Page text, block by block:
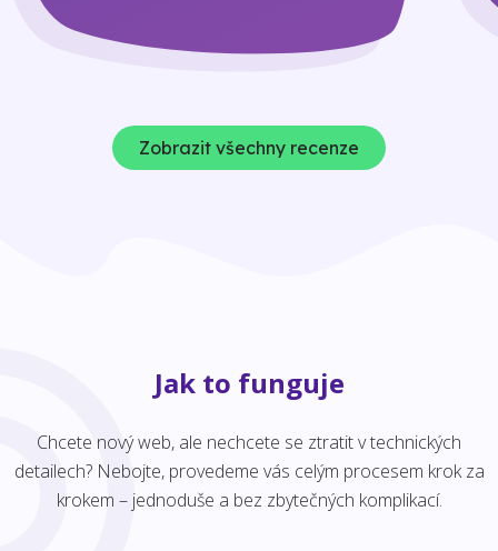
Zobrazit všechny recenze
Jak to funguje
Chcete nový web, ale nechcete se ztratit v technických
detailech? Nebojte, provedeme vás celým procesem krok za
krokem – jednoduše a bez zbytečných komplikací.